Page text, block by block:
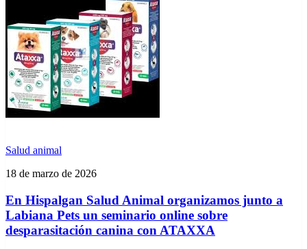
Salud animal
18 de marzo de 2026
En Hispalgan Salud Animal organizamos junto a
Labiana Pets un seminario online sobre
desparasitación canina con ATAXXA